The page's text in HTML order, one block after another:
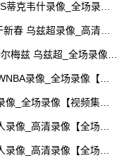
克韦什录像_全场录像
春 乌兹超录像_高清录
梅兹 乌兹超_全场录像
录像_全场录像【全
像_全场录像【视频集
像_高清录像【全场回
像_高清录像【全场回